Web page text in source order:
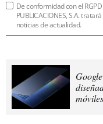
De conformidad con el RGPD
PUBLICACIONES, S.A.
noticias de actualidad.